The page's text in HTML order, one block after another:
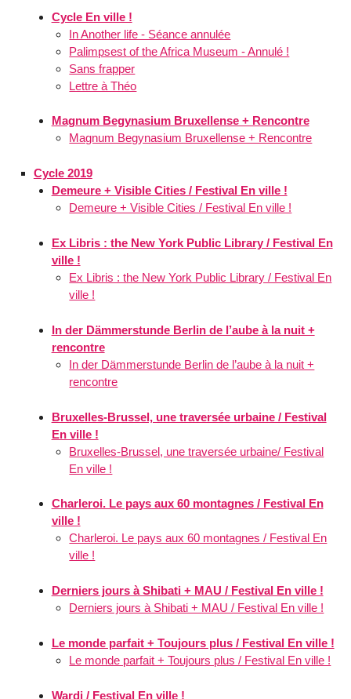
Cycle En ville !
In Another life - Séance annulée
Palimpsest of the Africa Museum - Annulé !
Sans frapper
Lettre à Théo
Magnum Begynasium Bruxellense + Rencontre
Magnum Begynasium Bruxellense + Rencontre
Cycle 2019
Demeure + Visible Cities / Festival En ville !
Demeure + Visible Cities / Festival En ville !
Ex Libris : the New York Public Library / Festival En
ville !
Ex Libris : the New York Public Library / Festival En
ville !
In der Dämmerstunde Berlin de l’aube à la nuit +
rencontre
In der Dämmerstunde Berlin de l’aube à la nuit +
rencontre
Bruxelles-Brussel, une traversée urbaine / Festival
En ville !
Bruxelles-Brussel, une traversée urbaine/ Festival
En ville !
Charleroi. Le pays aux 60 montagnes / Festival En
ville !
Charleroi. Le pays aux 60 montagnes / Festival En
ville !
Derniers jours à Shibati + MAU / Festival En ville !
Derniers jours à Shibati + MAU / Festival En ville !
Le monde parfait + Toujours plus / Festival En ville !
Le monde parfait + Toujours plus / Festival En ville !
Wardi / Festival En ville !